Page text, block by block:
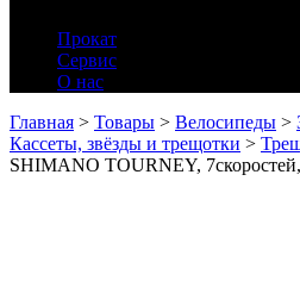
Прокат
Сервис
О нас
Главная > Товары > Велосипеды >
Кассеты, звёзды и трещотки >
SHIMANO TOURNEY,